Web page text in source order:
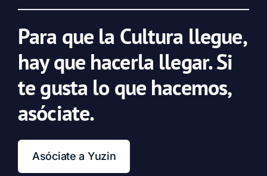
Para que la Cultura llegue,
hay que hacerla llegar. Si
te gusta lo que hacemos,
asóciate.
Asóciate a Yuzin